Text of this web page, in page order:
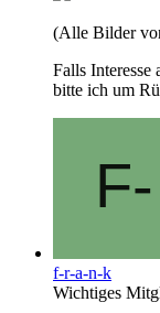
(Alle Bilder
Falls Interesse
bitte ich um
f-r-a-n-k
Wichtiges